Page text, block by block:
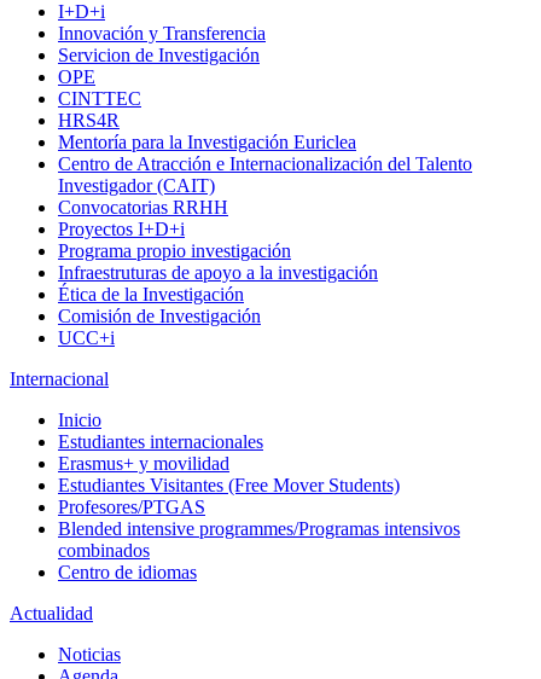
I+D+i
Innovación y Transferencia
Servicion de Investigación
OPE
CINTTEC
HRS4R
Mentoría para la Investigación Euriclea
Centro de Atracción e Internacionalización del Talento
Investigador (CAIT)
Convocatorias RRHH
Proyectos I+D+i
Programa propio investigación
Infraestruturas de apoyo a la investigación
Ética de la Investigación
Comisión de Investigación
UCC+i
Internacional
Inicio
Estudiantes internacionales
Erasmus+ y movilidad
Estudiantes Visitantes (Free Mover Students)
Profesores/PTGAS
Blended intensive programmes/Programas intensivos
combinados
Centro de idiomas
Actualidad
Noticias